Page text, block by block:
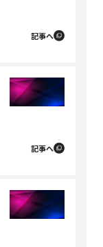
記事へ
記事へ